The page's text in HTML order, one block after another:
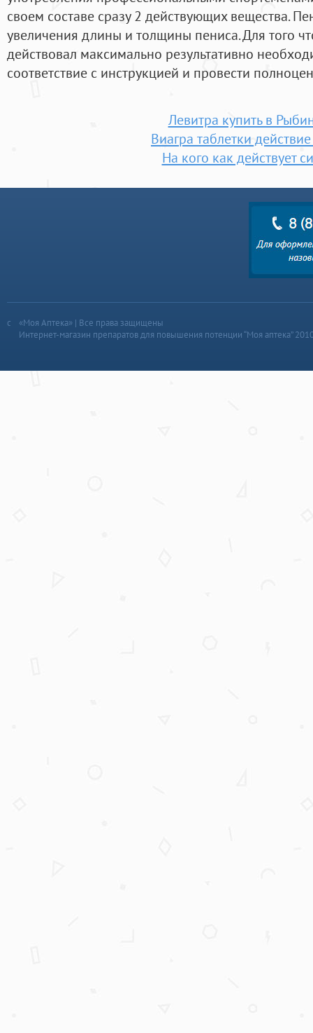
своем составе сразу 2 действующих вещества.
увеличения длины и толщины пениса. Для того
действовал максимально результативно
соответствие с инструкцией и провести
Левитра купить в
Виагра таблетки
На кого как действует
«Моя Аптека» | Все права защищены
Интернет-магазин препаратов для повышения потенции “Моя аптека”